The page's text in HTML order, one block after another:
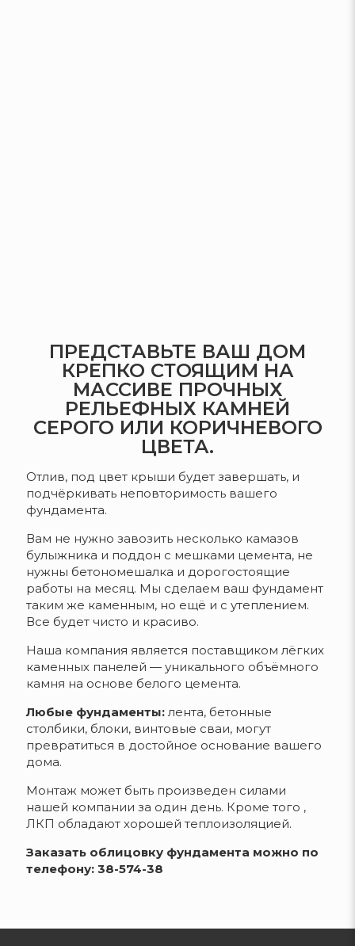
ПРЕДСТАВЬТЕ ВАШ ДОМ
КРЕПКО СТОЯЩИМ НА
МАССИВЕ ПРОЧНЫХ
РЕЛЬЕФНЫХ КАМНЕЙ
СЕРОГО ИЛИ КОРИЧНЕВОГО
ЦВЕТА.
Отлив, под цвет крыши будет завершать, и
подчёркивать неповторимость вашего
фундамента.
Вам не нужно завозить несколько камазов
булыжника и поддон с мешками цемента, не
нужны бетономешалка и дорогостоящие
работы на месяц. Мы сделаем ваш фундамент
таким же каменным, но ещё и с утеплением.
Все будет чисто и красиво.
Наша компания является поставщиком лёгких
каменных панелей — уникального объёмного
камня на основе белого цемента.
Любые фундаменты: лента, бетонные
столбики, блоки, винтовые сваи, могут
превратиться в достойное основание вашего
дома.
Монтаж может быть произведен силами
нашей компании за один день. Кроме того ,
ЛКП обладают хорошей теплоизоляцией.
Заказать облицовку фундамента можно по
телефону: 38-574-38